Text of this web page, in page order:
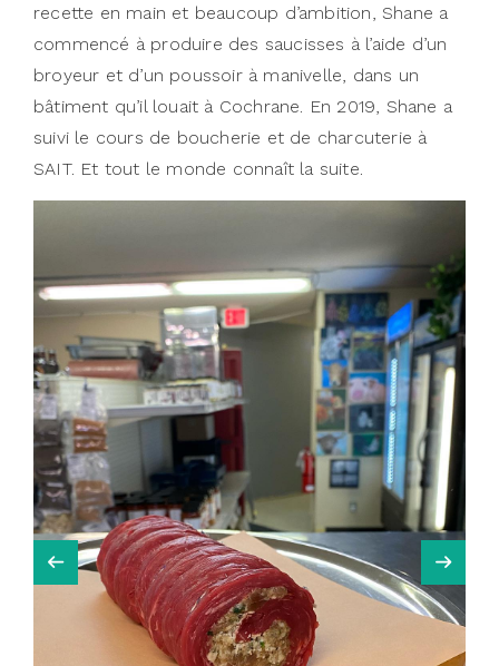
recette en main et beaucoup d’ambition, Shane a
commencé à produire des saucisses à l’aide d’un
broyeur et d’un poussoir à manivelle, dans un
bâtiment qu’il louait à Cochrane. En 2019, Shane a
suivi le cours de boucherie et de charcuterie à
SAIT. Et tout le monde connaît la suite.